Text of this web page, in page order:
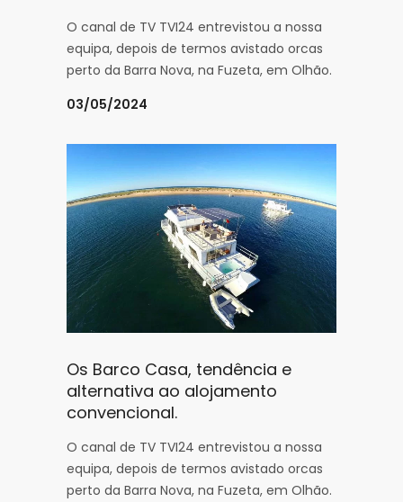
O canal de TV TVI24 entrevistou a nossa
equipa, depois de termos avistado orcas
perto da Barra Nova, na Fuzeta, em Olhão.
03/05/2024
Os Barco Casa, tendência e
alternativa ao alojamento
convencional.
O canal de TV TVI24 entrevistou a nossa
equipa, depois de termos avistado orcas
perto da Barra Nova, na Fuzeta, em Olhão.